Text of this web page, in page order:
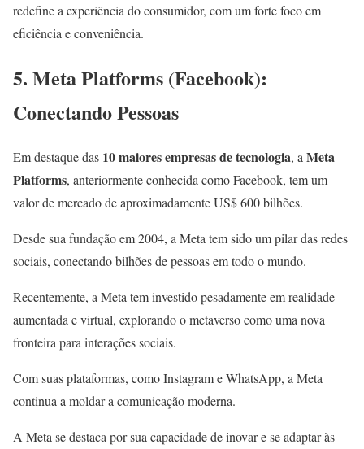
redefine a experiência do consumidor, com um forte foco em
eficiência e conveniência.
5. Meta Platforms (Facebook):
Conectando Pessoas
Em destaque das 10 maiores empresas de tecnologia, a Meta
Platforms, anteriormente conhecida como Facebook, tem um
valor de mercado de aproximadamente US$ 600 bilhões.
Desde sua fundação em 2004, a Meta tem sido um pilar das redes
sociais, conectando bilhões de pessoas em todo o mundo.
Recentemente, a Meta tem investido pesadamente em realidade
aumentada e virtual, explorando o metaverso como uma nova
fronteira para interações sociais.
Com suas plataformas, como Instagram e WhatsApp, a Meta
continua a moldar a comunicação moderna.
A Meta se destaca por sua capacidade de inovar e se adaptar às